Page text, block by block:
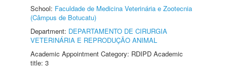
School: Faculdade de Medicina Veterinária e Zootecnia
(Câmpus de Botucatu)
Department: DEPARTAMENTO DE CIRURGIA
VETERINÁRIA E REPRODUÇÃO ANIMAL
Academic Appointment Category: RDIPD Academic
title: 3